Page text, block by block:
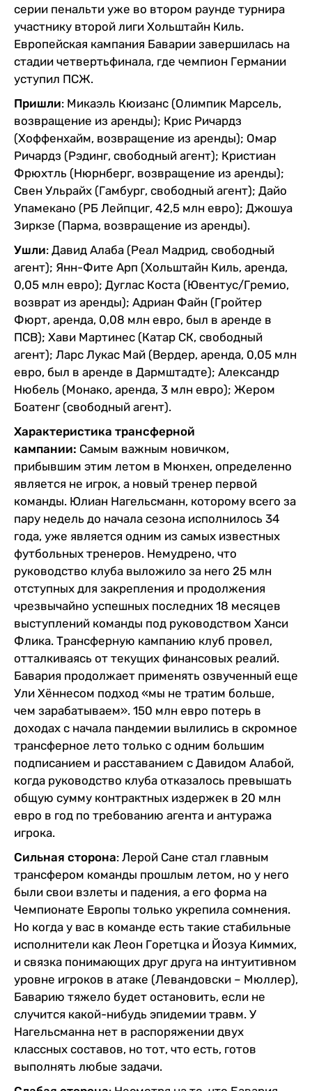
серии пенальти уже во втором раунде турнира
участнику второй лиги Хольштайн Киль.
Европейская кампания Баварии завершилась на
стадии четвертьфинала, где чемпион Германии
уступил ПСЖ.
Пришли: Микаэль Кюизанс (Олимпик Марсель,
возвращение из аренды); Крис Ричардз
(Хоффенхайм, возвращение из аренды); Омар
Ричардз (Рэдинг, свободный агент); Кристиан
Фрюхтль (Нюрнберг, возвращение из аренды);
Свен Ульрайх (Гамбург, свободный агент); Дайо
Упамекано (РБ Лейпциг, 42,5 млн евро); Джошуа
Зиркзе (Парма, возвращение из аренды).
Ушли: Давид Алаба (Реал Мадрид, свободный
агент); Янн-Фите Арп (Хольштайн Киль, аренда,
0,05 млн евро); Дуглас Коста (Ювентус/Гремио,
возврат из аренды); Адриан Файн (Гройтер
Фюрт, аренда, 0,08 млн евро, был в аренде в
ПСВ); Хави Мартинес (Катар СК, свободный
агент); Ларс Лукас Май (Вердер, аренда, 0,05 млн
евро, был в аренде в Дармштадте); Александр
Нюбель (Монако, аренда, 3 млн евро); Жером
Боатенг (свободный агент).
Характеристика трансферной
кампании: Самым важным новичком,
прибывшим этим летом в Мюнхен, определенно
является не игрок, а новый тренер первой
команды. Юлиан Нагельсманн, которому всего за
пару недель до начала сезона исполнилось 34
года, уже является одним из самых известных
футбольных тренеров. Немудрено, что
руководство клуба выложило за него 25 млн
отступных для закрепления и продолжения
чрезвычайно успешных последних 18 месяцев
выступлений команды под руководством Ханси
Флика. Трансферную кампанию клуб провел,
отталкиваясь от текущих финансовых реалий.
Бавария продолжает применять озвученный еще
Ули Хённесом подход «мы не тратим больше,
чем зарабатываем». 150 млн евро потерь в
доходах с начала пандемии вылились в скромное
трансферное лето только с одним большим
подписанием и расставанием с Давидом Алабой,
когда руководство клуба отказалось превышать
общую сумму контрактных издержек в 20 млн
евро в год по требованию агента и антуража
игрока.
Сильная сторона: Лерой Сане стал главным
трансфером команды прошлым летом, но у него
были свои взлеты и падения, а его форма на
Чемпионате Европы только укрепила сомнения.
Но когда у вас в команде есть такие стабильные
исполнители как Леон Горетцка и Йозуа Киммих,
и связка понимающих друг друга на интуитивном
уровне игроков в атаке (Левандовски – Мюллер),
Баварию тяжело будет остановить, если не
случится какой-нибудь эпидемии травм. У
Нагельсманна нет в распоряжении двух
классных составов, но тот, что есть, готов
выполнять любые задачи.